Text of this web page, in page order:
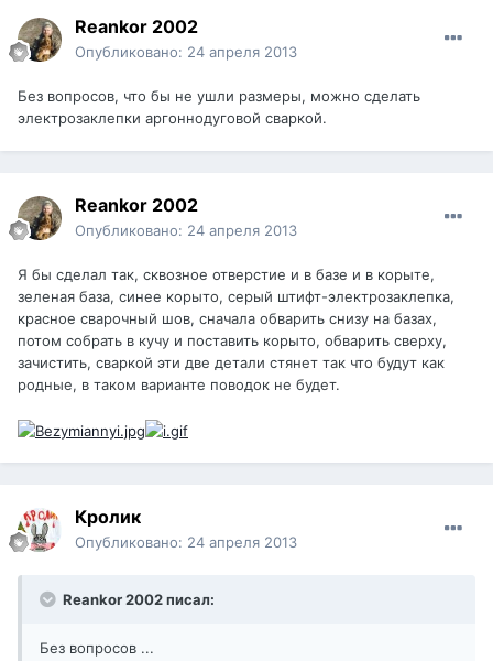
Reankor 2002
Опубликовано: 24 апреля 2013
Без вопросов, что бы не ушли размеры, можно сделать
электрозаклепки аргоннодуговой сваркой.
Reankor 2002
Опубликовано: 24 апреля 2013
Я бы сделал так, сквозное отверстие и в базе и в корыте,
зеленая база, синее корыто, серый штифт-электрозаклепка,
красное сварочный шов, сначала обварить снизу на базах,
потом собрать в кучу и поставить корыто, обварить сверху,
зачистить, сваркой эти две детали стянет так что будут как
родные, в таком варианте поводок не будет.
Кролик
Опубликовано: 24 апреля 2013
Reankor 2002 писал:
Без вопросов ...